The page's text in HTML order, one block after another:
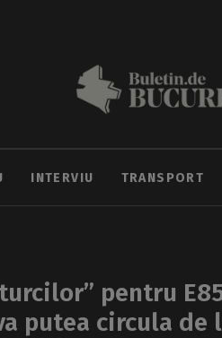
INTERVIU TRANSPORT
pentru
putea circula de